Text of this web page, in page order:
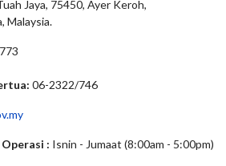
Jaya, 75450, Ayer Keroh,
Malaysia.
06-2322/746
: Isnin - Jumaat (8:00am - 5:00pm)